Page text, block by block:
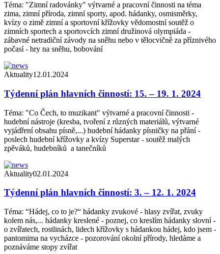
Téma: "Zimní radovánky" výtvarné a pracovní činnosti na téma
zima, zimní příroda, zimní sporty, apod. hádanky, osmisměrky,
kvízy o zimě zimní a sportovní křížovky vědomostní soutěž o
zimních sportech a sportovcích zimní družinová olympiáda -
zábavné netradiční závody na sněhu nebo v tělocvičně za příznivého
počasí - hry na sněhu, bobování
Aktuality12.01.2024
Týdenní plán hlavních činností: 15. – 19. 1. 2024
Téma: "Co Čech, to muzikant" výtvarné a pracovní činnosti -
hudební nástroje (kresba, tvoření z různých materiálů, výtvarné
vyjádření obsahu písně,...) hudební hádanky písničky na přání -
poslech hudební křížovky a kvízy Superstar - soutěž malých
zpěváků, hudebníků a tanečníků
Aktuality02.01.2024
Týdenní plán hlavních činností: 3. – 12. 1. 2024
Téma: “Hádej, co to je?“ hádanky zvukové - hlasy zvířat, zvuky
kolem nás,... hádanky kreslené - poznej, co kreslím hádanky slovní -
o zvířatech, rostlinách, lidech křížovky s hádankou hádej, kdo jsem -
pantomima na vycházce - pozorování okolní přírody, hledáme a
poznáváme stopy zvířat